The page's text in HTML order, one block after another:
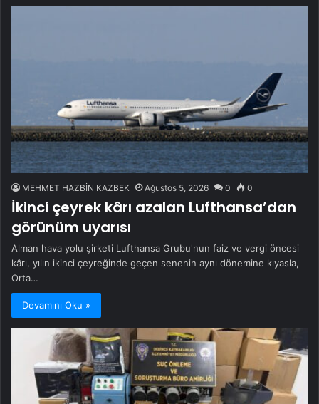
MEHMET HAZBİN KAZBEK Ağustos 5, 2026 0 0
İkinci çeyrek kârı azalan Lufthansa’dan
görünüm uyarısı
Alman hava yolu şirketi Lufthansa Grubu'nun faiz ve vergi öncesi
kârı, yılın ikinci çeyreğinde geçen senenin aynı dönemine kıyasla,
Orta…
Devamını Oku »